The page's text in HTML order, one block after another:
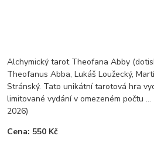
Alchymický tarot Theofana Abby
Theofanus Abba, Lukáš Loužecký,
Stránský. Tato unikátní tarotová hra
limitované vydání v omezeném počtu
2026)
Cena: 550 Kč